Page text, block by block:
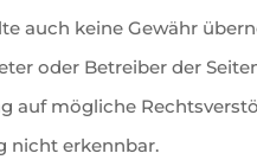
auch keine Gewähr
oder Betreiber der
auf mögliche
nicht erkennbar.